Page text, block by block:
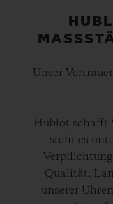
Unser
Hublot schafft
steht es
Qualität,
unserer